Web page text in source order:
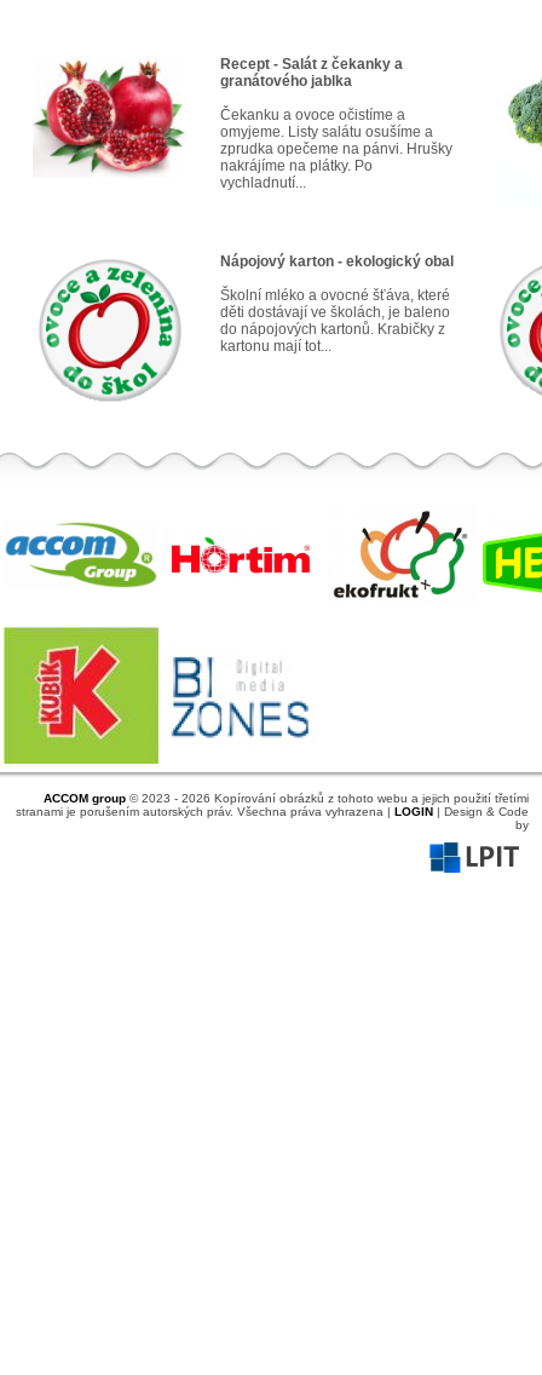
Recept - Salát z čekanky a
granátového jablka
Čekanku a ovoce očistíme a
omyjeme. Listy salátu osušíme a
zprudka opečeme na pánvi. Hrušky
nakrájíme na plátky. Po
vychladnutí...
Nápojový karton - ekologický obal
Školní mléko a ovocné šťáva, které
děti dostávají ve školách, je baleno
do nápojových kartonů. Krabičky z
kartonu mají tot...
ACCOM group© 2023 - 2026 Kopírování obrázků z tohoto webu a jejich použití třetími
stranami je porušením autorských práv. Všechna práva vyhrazena | LOGIN| Design & Code
by